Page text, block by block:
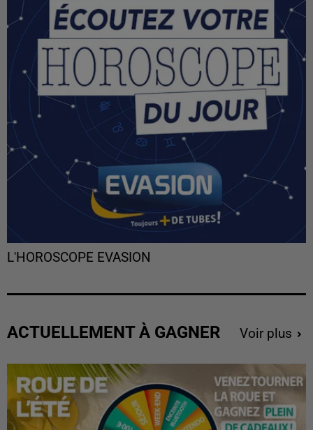
L'HOROSCOPE EVASION
ACTUELLEMENT À GAGNER Voir plus